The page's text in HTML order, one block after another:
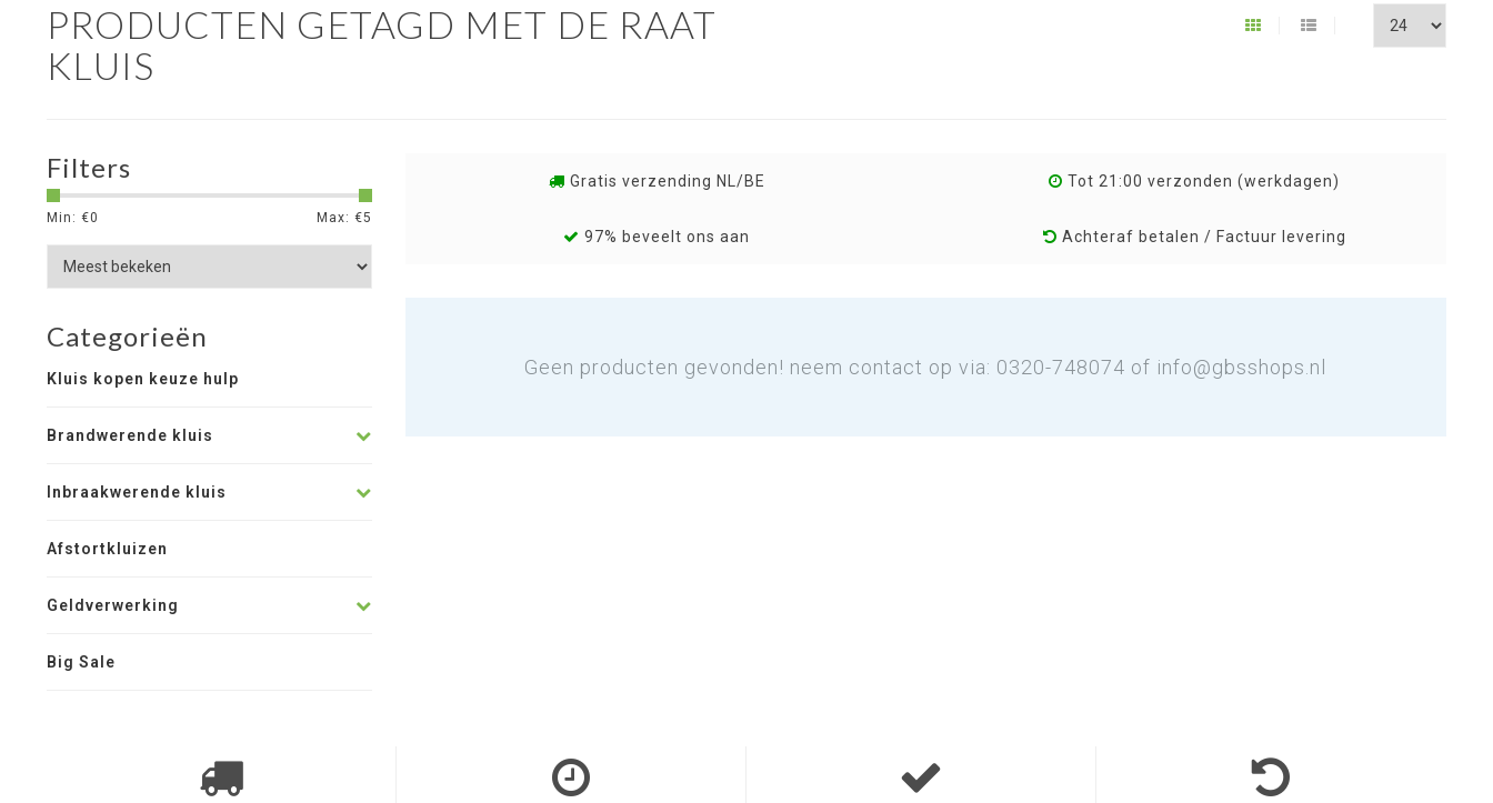
PRODUCTEN GETAGD MET DE RAAT
KLUIS
Filters
Min: €0 Max: €5
Categorieën
Kluis kopen keuze hulp
Brandwerende kluis
Inbraakwerende kluis
Afstortkluizen
Geldverwerking
Big Sale
Gratis verzending NL/BE Tot 21:00 verzonden (werkdagen)
97% beveelt ons aan Achteraf betalen / Factuur levering
Geen producten gevonden! neem contact op via: 0320-748074 of info@gbsshops.nl